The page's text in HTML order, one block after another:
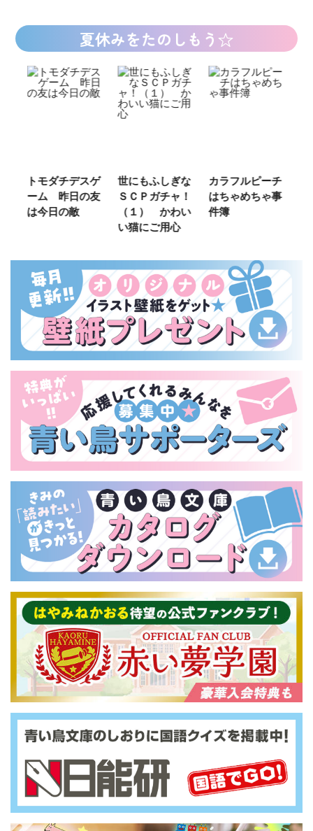
夏休みをたのしもう☆
トモダチデスゲ
ーム 昨日の友
は今日の敵
世にもふしぎな
ＳＣＰガチャ！
（１） かわい
い猫にご用心
カラフルピーチ
はちゃめちゃ事
件簿